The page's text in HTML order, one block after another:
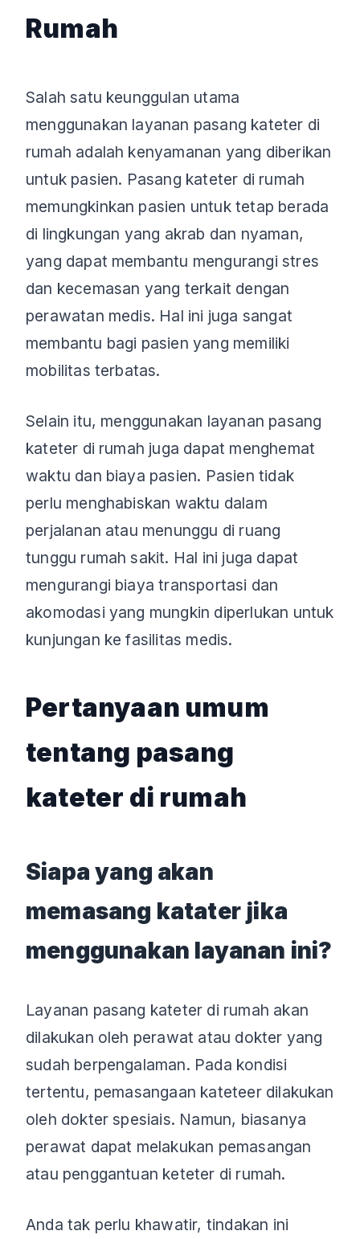
Rumah
Salah satu keunggulan utama
menggunakan layanan pasang kateter di
rumah adalah kenyamanan yang diberikan
untuk pasien. Pasang kateter di rumah
memungkinkan pasien untuk tetap berada
di lingkungan yang akrab dan nyaman,
yang dapat membantu mengurangi stres
dan kecemasan yang terkait dengan
perawatan medis. Hal ini juga sangat
membantu bagi pasien yang memiliki
mobilitas terbatas.
Selain itu, menggunakan layanan pasang
kateter di rumah juga dapat menghemat
waktu dan biaya pasien. Pasien tidak
perlu menghabiskan waktu dalam
perjalanan atau menunggu di ruang
tunggu rumah sakit. Hal ini juga dapat
mengurangi biaya transportasi dan
akomodasi yang mungkin diperlukan untuk
kunjungan ke fasilitas medis.
Pertanyaan umum
tentang pasang
kateter di rumah
Siapa yang akan
memasang katater jika
menggunakan layanan ini?
Layanan pasang kateter di rumah akan
dilakukan oleh perawat atau dokter yang
sudah berpengalaman. Pada kondisi
tertentu, pemasangaan kateteer dilakukan
oleh dokter spesiais. Namun, biasanya
perawat dapat melakukan pemasangan
atau penggantuan keteter di rumah.
Anda tak perlu khawatir, tindakan ini